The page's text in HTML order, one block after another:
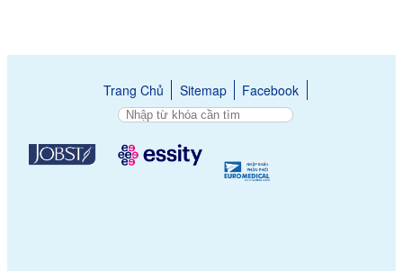
Trang Chủ Sitemap Facebook